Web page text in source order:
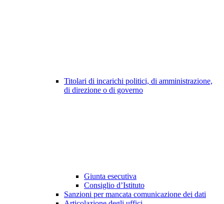
Titolari di incarichi politici, di amministrazione,
di direzione o di governo
Giunta esecutiva
Consiglio d’Istituto
Sanzioni per mancata comunicazione dei dati